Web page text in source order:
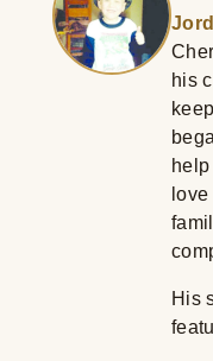
his
His